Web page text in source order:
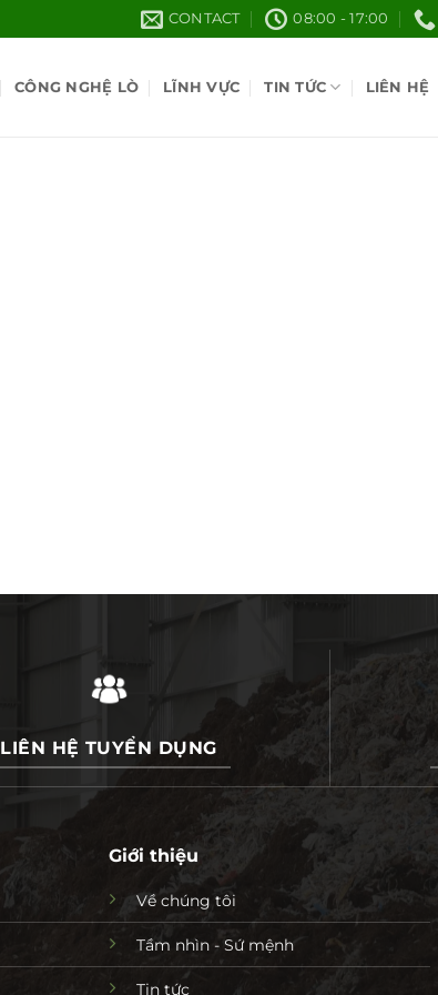
CONTACT 08:00 - 17:00
CÔNG NGHỆ LÒ LĨNH VỰC TIN TỨC LIÊN HỆ
LIÊN HỆ TUYỂN DỤNG
Giới thiệu
Về chúng tôi
Tầm nhìn - Sứ mệnh
Tin tức